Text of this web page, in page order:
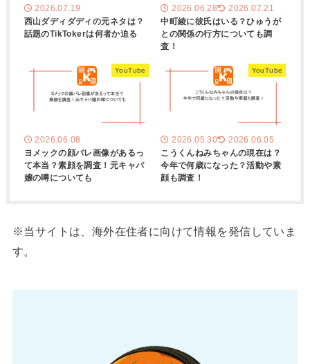
2026.07.19
西山ダディダディの元ネタは？
話題のTikTokerは何者か迫る
2026.06.28 2026.07.21
中町綾に彼氏はいる？ひゅうが
との関係の行方についても調
査！
YouTube
2026.06.08
ヨメックの顔バレ画像があるっ
て本当？素顔を調査！元キャバ
嬢の噂についても
YouTube
2026.05.30 2026.06.05
こうくんねみちゃんの現在は？
今年で何歳になった？活動や素
顔も調査！
※当サイトは、海外在住者に向けて情報を発信していま
す。